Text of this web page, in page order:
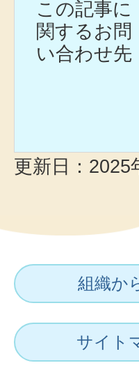
この記事に
関するお問
い合わせ先
更新日：2025
組織か
サイト